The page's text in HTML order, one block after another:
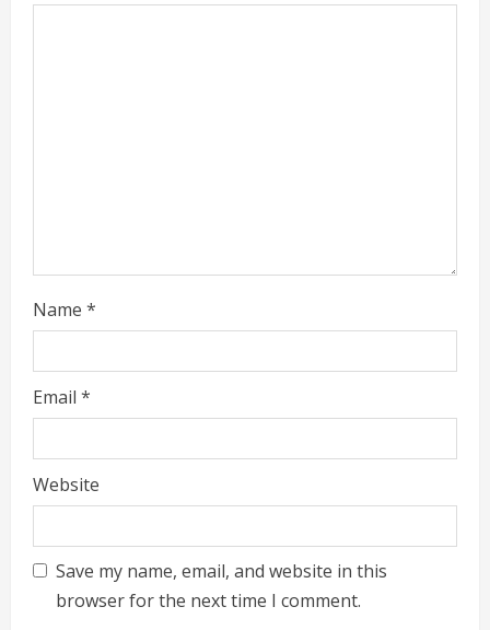
g
Name *
Email *
Website
Save my name, email, and website in this
browser for the next time I comment.